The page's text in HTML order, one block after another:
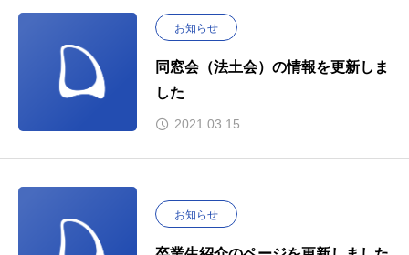
お知らせ
同窓会（法土会）の情報を更新しま
した
2021.03.15
お知らせ